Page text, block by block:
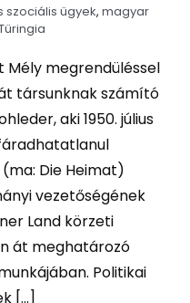
szociális ügyek, magyar
Mély megrendüléssel
társunknak számító
aki 1950. július
Die Heimat)
vezetőségének
Land körzeti
át meghatározó
Politikai
[...]